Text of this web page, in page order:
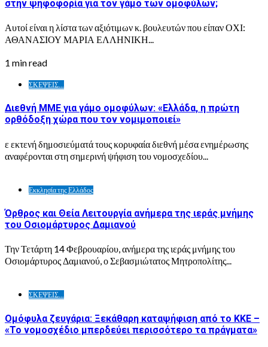
στην ψηφοφορία για τον γάμο των ομοφύλων;
Αυτοί είναι η λίστα των αξιότιμων κ. βουλευτών που είπαν ΟΧΙ:
ΑΘΑΝΑΣΙΟΥ ΜΑΡΙΑ ΕΛΛΗΝΙΚΗ...
1 min read
ΣΚΕΨΕΙΣ...
Διεθνή ΜΜΕ για γάμο ομοφύλων: «Ελλάδα, η πρώτη
ορθόδοξη χώρα που τον νομιμοποιεί»
ε εκτενή δημοσιεύματά τους κορυφαία διεθνή μέσα ενημέρωσης
αναφέρονται στη σημερινή ψήφιση του νομοσχεδίου...
Εκκλησία της Ελλάδος
Όρθρος και Θεία Λειτουργία ανήμερα της ιεράς μνήμης
του Οσιομάρτυρος Δαμιανού
Την Τετάρτη 14 Φεβρουαρίου, ανήμερα της ιεράς μνήμης του
Οσιομάρτυρος Δαμιανού, ο Σεβασμιώτατος Μητροπολίτης...
ΣΚΕΨΕΙΣ...
Ομόφυλα ζευγάρια: Ξεκάθαρη καταψήφιση από το ΚΚΕ –
«Το νομοσχέδιο μπερδεύει περισσότερο τα πράγματα»